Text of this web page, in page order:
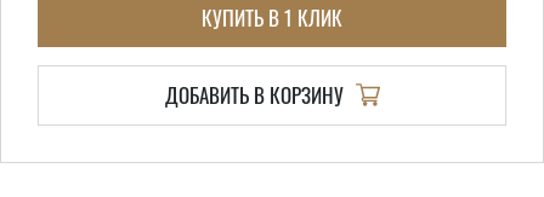
КУПИТЬ В 1 КЛИК
ДОБАВИТЬ В КОРЗИНУ